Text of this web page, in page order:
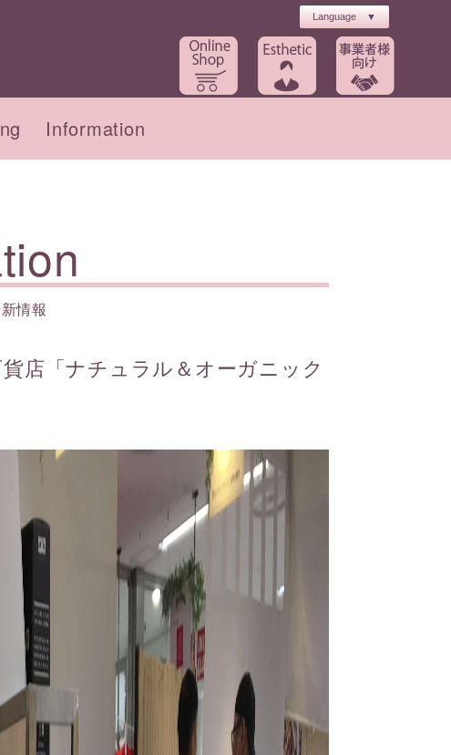
リフレッシュライン
クリアライン
Information
情報
店「ナチュラル＆オーガニック